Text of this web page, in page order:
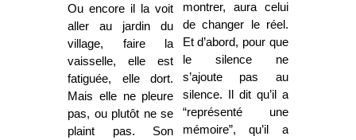
Ou encore il la voit
aller au jardin du
village, faire la
vaisselle, elle est
fatiguée, elle dort.
Mais elle ne pleure
pas, ou plutôt ne se
plaint pas. Son
montrer, aura celui
de changer le réel.
Et d’abord, pour que
le silence ne
s’ajoute pas au
silence. Il dit qu’il a
“représenté une
mémoire”, qu’il a